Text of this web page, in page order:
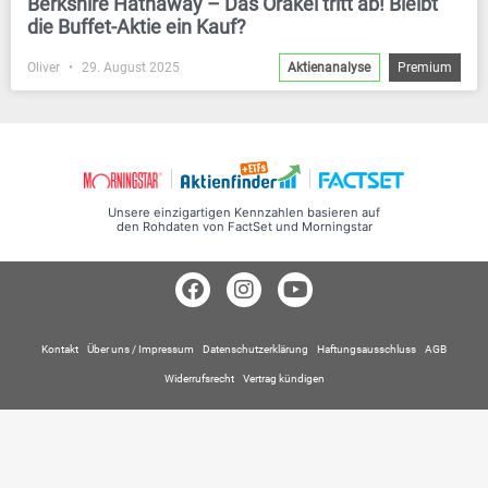
die Buffet-Aktie ein Kauf?
Oliver 29. August 2025 Aktienanalyse Premium
Unsere einzigartigen Kennzahlen basieren auf
den Rohdaten von FactSet und Morningstar
Kontakt Über uns / Impressum Datenschutzerklärung Haftungsausschluss AGB
Widerrufsrecht Vertrag kündigen